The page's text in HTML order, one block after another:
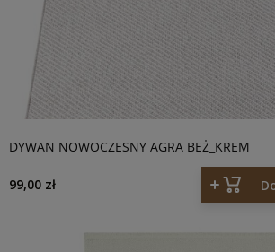
DYWAN NOWOCZESNY AGRA BEŻ_KREM
99,00 zł